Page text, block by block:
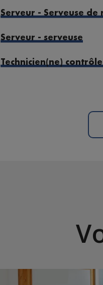
Serveur - Serveuse de
Serveur - serveuse
Technicien(ne)